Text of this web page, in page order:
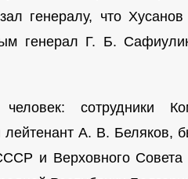
генералу, что
генерал Г. Б.
сотрудники
лейтенант А. В. Беляков,
и Верховного